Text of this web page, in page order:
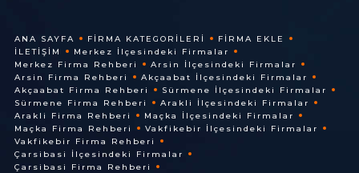
ANA SAYFA FIRMA KATEGORILERI
FIRMA EKLE
İLETIŞIM
Merkez İlçesindeki Firmalar
Merkez Firma Rehberi
Arsin İlçesindeki Firmalar
Arsin Firma Rehberi
Akçaabat İlçesindeki Firmalar
Akçaabat Firma Rehberi
Sürmene İlçesindeki Firmalar
Sürmene Firma Rehberi
Arakli İlçesindeki Firmalar
Arakli Firma Rehberi
Maçka İlçesindeki Firmalar
Maçka Firma Rehberi
Vakfikebir İlçesindeki Firmalar
Vakfikebir Firma Rehberi
Çarsibasi İlçesindeki Firmalar
Çarsibasi Firma Rehberi